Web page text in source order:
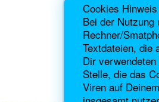
Cookies Hinweis
Bei der Nutzung
Rechner/
Textdateien, die
Dir
Stelle, die das
Viren auf